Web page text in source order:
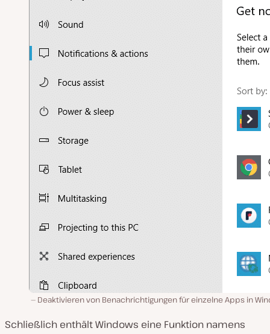
Deaktivieren von Benachrichtigungen für einzelne Apps in
Schließlich enthält Windows eine Funktion namens